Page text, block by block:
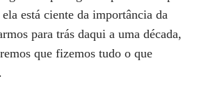
está ciente da importância da
para trás daqui a uma década,
que fizemos tudo o que